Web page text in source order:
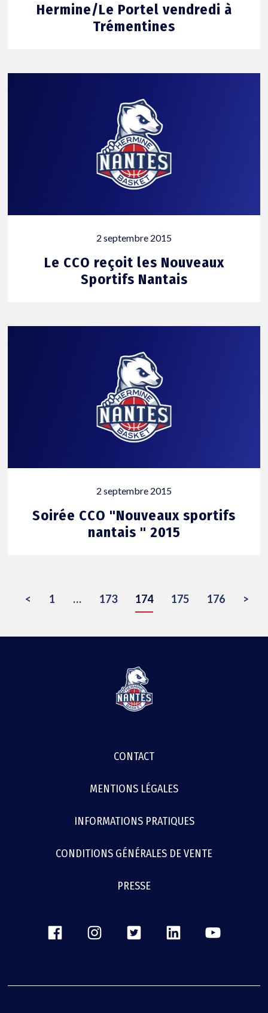
Hermine/Le Portel vendredi à
Trémentines
2 septembre 2015
Le CCO reçoit les Nouveaux
Sportifs Nantais
2 septembre 2015
Soirée CCO "Nouveaux sportifs
nantais " 2015
POSTS
< 1 … 173 174 175 176 >
CONTACT
MENTIONS LÉGALES
INFORMATIONS PRATIQUES
CONDITIONS GÉNÉRALES DE VENTE
PRESSE